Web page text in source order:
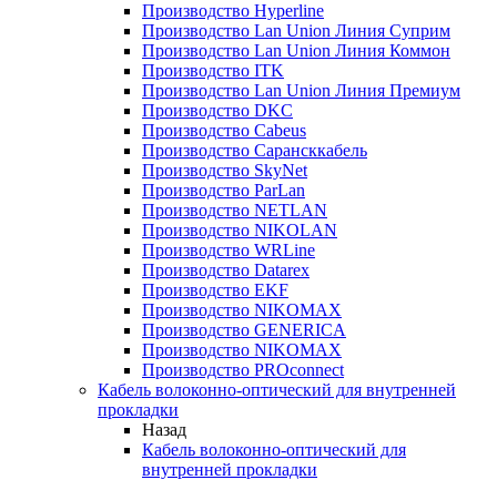
Производство Hyperline
Производство Lan Union Линия Суприм
Производство Lan Union Линия Коммон
Производство ITK
Производство Lan Union Линия Премиум
Производство DKC
Производство Cabeus
Производство Сарансккабель
Производство SkyNet
Производство ParLan
Производство NETLAN
Производство NIKOLAN
Производство WRLine
Производство Datarex
Производство EKF
Производство NIKOMAX
Производство GENERICA
Производство NIKOMAX
Производство PROconnect
Кабель волоконно-оптический для внутренней
прокладки
Назад
Кабель волоконно-оптический для
внутренней прокладки